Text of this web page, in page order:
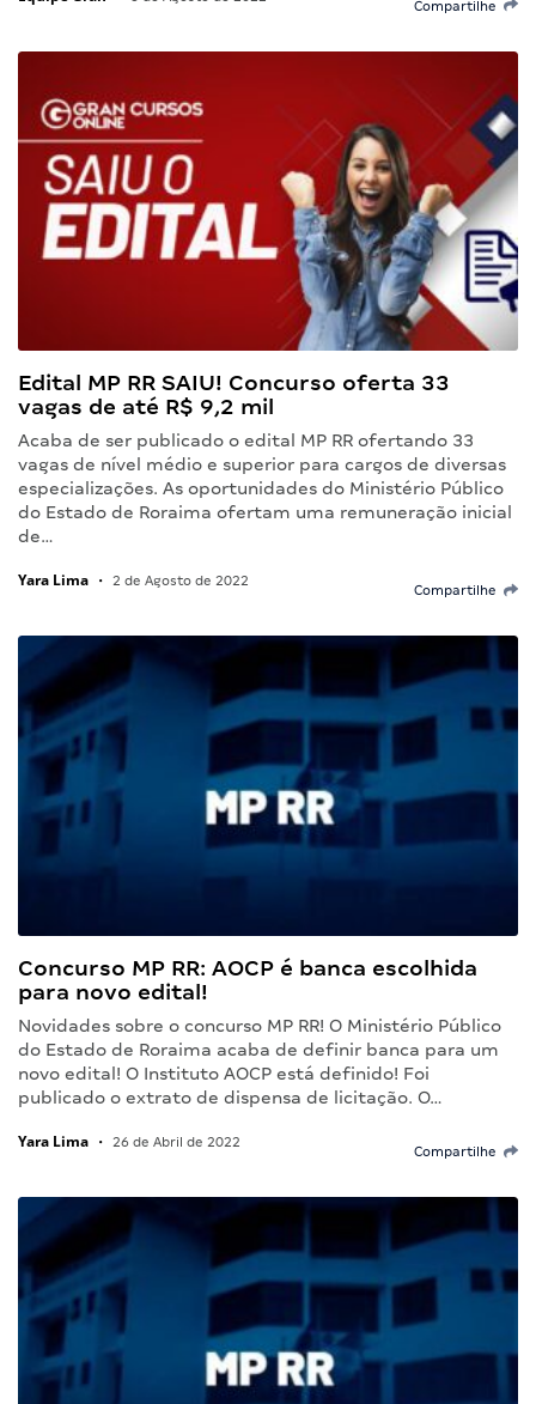
Compartilhe
Edital MP RR SAIU! Concurso oferta 33
vagas de até R$ 9,2 mil
Acaba de ser publicado o edital MP RR ofertando 33
vagas de nível médio e superior para cargos de diversas
especializações. As oportunidades do Ministério Público
do Estado de Roraima ofertam uma remuneração inicial
de…
Yara Lima • 2 de Agosto de 2022
Compartilhe
Concurso MP RR: AOCP é banca escolhida
para novo edital!
Novidades sobre o concurso MP RR! O Ministério Público
do Estado de Roraima acaba de definir banca para um
novo edital! O Instituto AOCP está definido! Foi
publicado o extrato de dispensa de licitação. O…
Yara Lima • 26 de Abril de 2022
Compartilhe